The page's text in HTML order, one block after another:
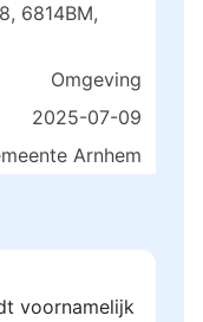
6814BM,
Omgeving
2025-07-09
Arnhem
voornamelijk